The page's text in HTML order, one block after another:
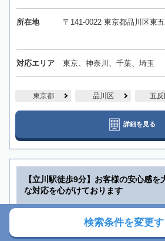
所在地 〒141-0022 東京都品川区東
対応エリア 東京、神奈川、千葉、埼玉
東京都 品川区 五反
詳細を見る
【立川駅徒歩9分】お客様の安心感
な対応を心がけております
司法書士 平野克典事務
検索条件を変更